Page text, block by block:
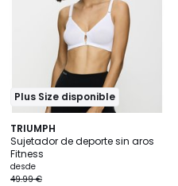
Plus Size disponible
TRIUMPH
Sujetador de deporte sin aros
Fitness
desde
49.99 €
3,9
/ 5
2
Colores